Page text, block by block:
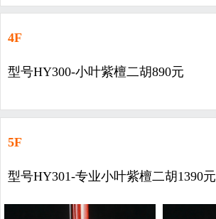
4F
型号HY300-小叶紫檀二胡890元
5F
型号HY301-专业小叶紫檀二胡1390元